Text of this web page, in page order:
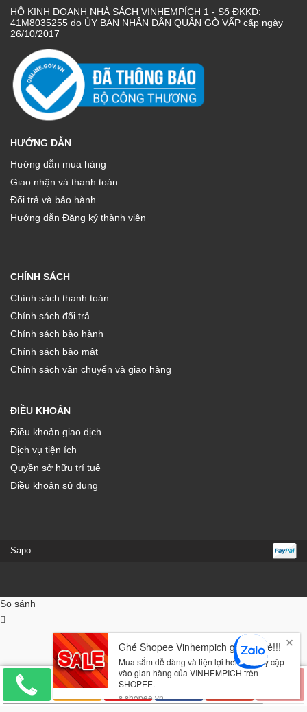
HỘ KINH DOANH NHÀ SÁCH VINHEMPÍCH 1 - Số ĐKKD:
41M8035255 do ỦY BAN NHÂN DÂN QUẬN GÒ VẤP cấp ngày
26/10/2017
HƯỚNG DẪN
Hướng dẫn mua hàng
Giao nhận và thanh toán
Đổi trả và bảo hành
Hướng dẫn Đăng ký thành viên
CHÍNH SÁCH
Chính sách thanh toán
Chính sách đổi trả
Chính sách bảo hành
Chính sách bảo mật
Chính sách vận chuyển và giao hàng
ĐIỀU KHOẢN
Điều khoản giao dịch
Dịch vụ tiện ích
Quyền sở hữu trí tuệ
Điều khoản sử dụng
Sapo
So sánh